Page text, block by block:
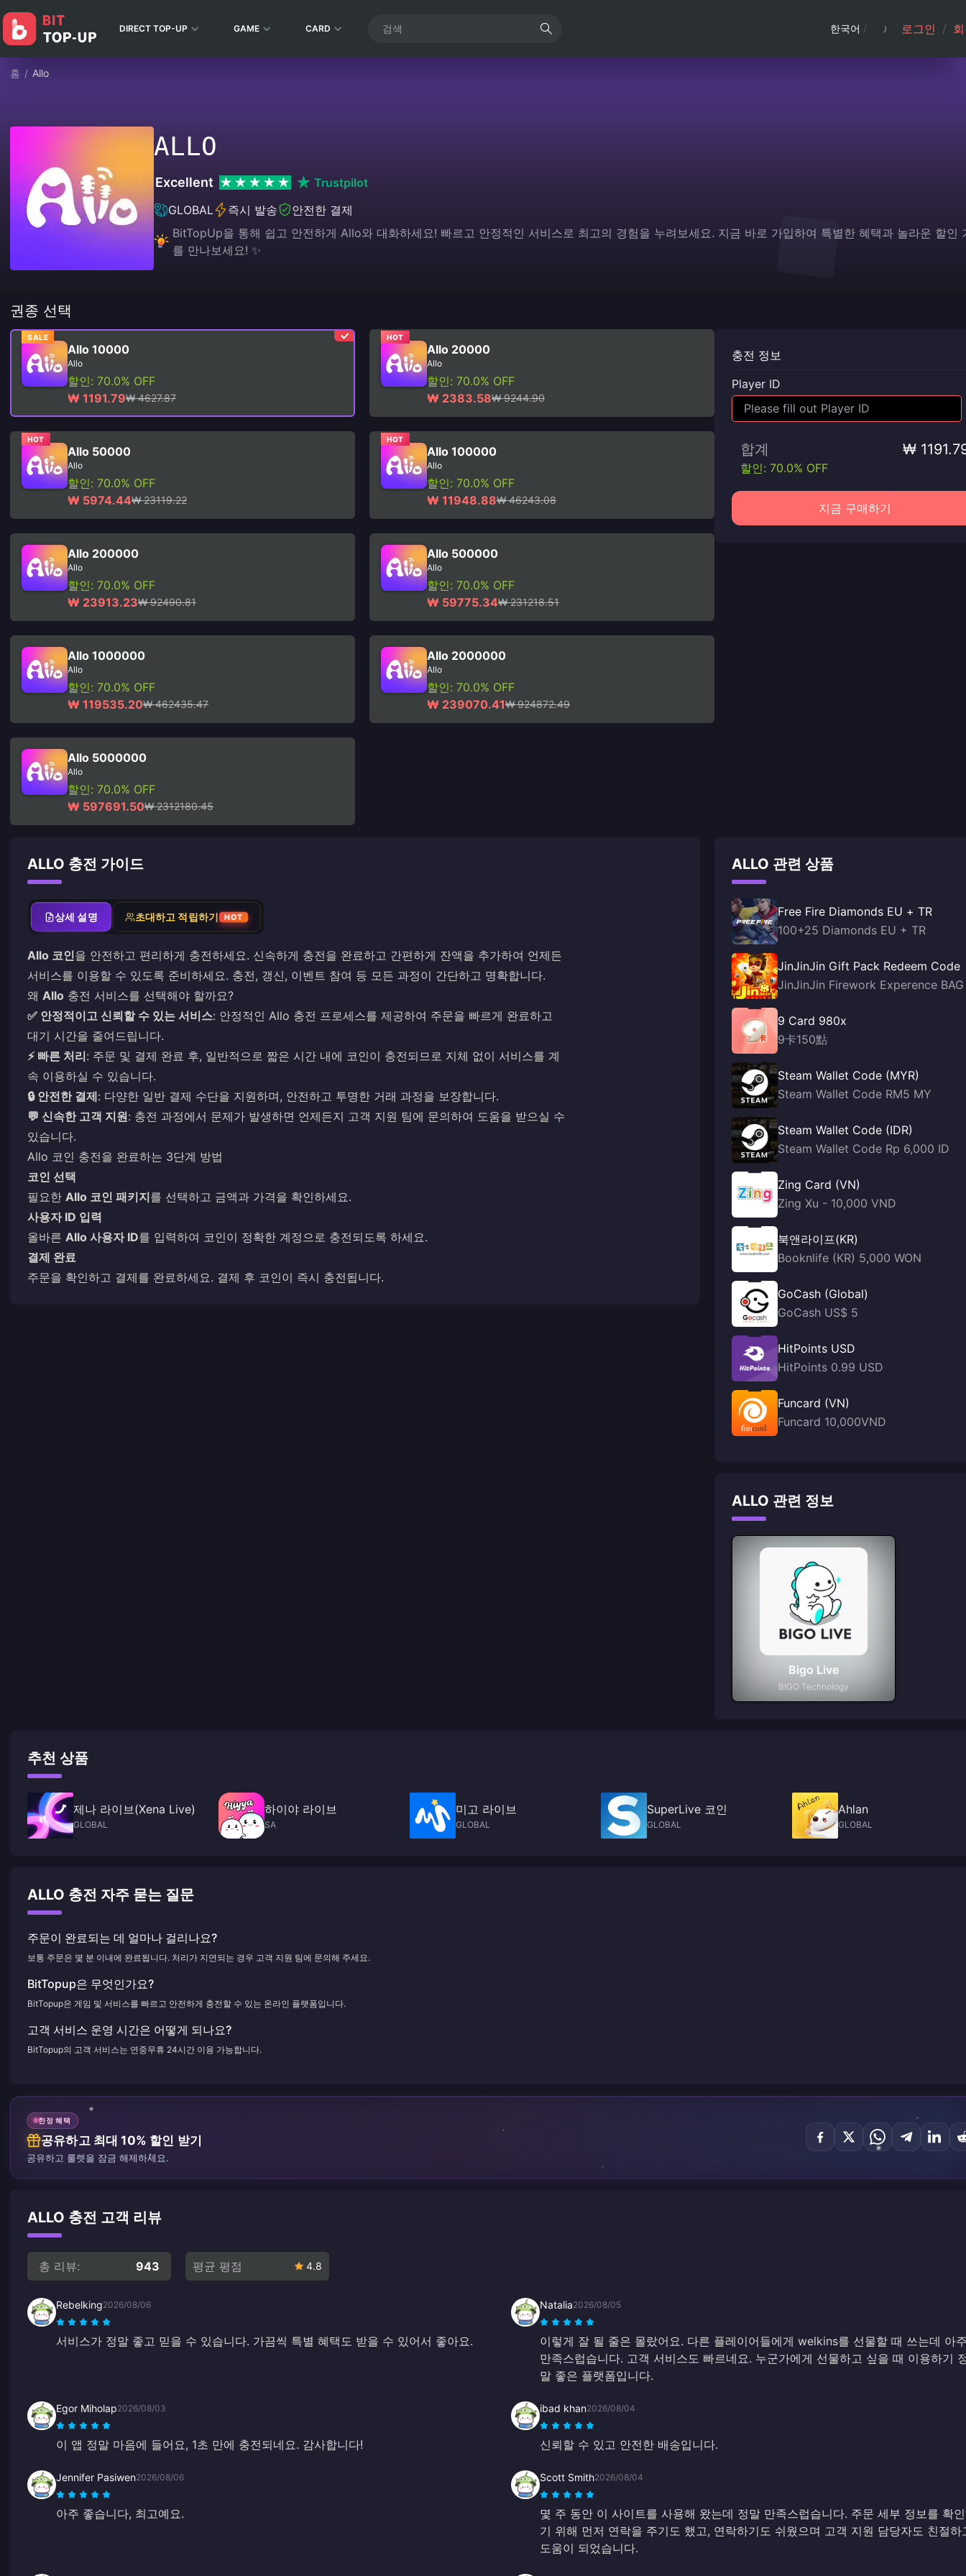
DIRECT TOP-UP GAME CARD 한국어 / 로그인 /
홈 / Allo
ALLO
Excellent
Trustpilot
GLOBAL
즉시 발송
안전한 결제
BitTopUp을 통해 쉽고 안전하게 Allo와 대화하세요! 빠르고 안정적인 서비스로 최고의 경험을 누려보세요. 지금 바로 가입하여 특별한 혜택과 놀라운 할인
를 만나보세요! ✨
권종 선택
SALE
Allo 10000
Allo
할인: 70.0% OFF
₩ 1191.79₩ 4627.87
HOT
Allo 20000
Allo
할인: 70.0% OFF
₩ 2383.58₩ 9244.90
HOT
Allo 50000
Allo
할인: 70.0% OFF
₩ 5974.44₩ 23119.22
HOT
Allo 100000
Allo
할인: 70.0% OFF
₩ 11948.88₩ 46243.08
Allo 200000
Allo
할인: 70.0% OFF
₩ 23913.23₩ 92490.81
Allo 500000
Allo
할인: 70.0% OFF
₩ 59775.34₩ 231218.51
Allo 1000000
Allo
할인: 70.0% OFF
₩ 119535.20₩ 462435.47
Allo 2000000
Allo
할인: 70.0% OFF
₩ 239070.41₩ 924872.49
Allo 5000000
Allo
할인: 70.0% OFF
₩ 597691.50₩ 2312180.45
충전 정보
Player ID
합계 ₩
할인: 70.0% OFF
지금 구매하기
ALLO 충전 가이드
상세 설명 초대하고 적립하기 HOT
Allo 코인을 안전하고 편리하게 충전하세요. 신속하게 충전을 완료하고 간편하게 잔액을 추가하여 언제든
서비스를 이용할 수 있도록 준비하세요. 충전, 갱신, 이벤트 참여 등 모든 과정이 간단하고 명확합니다.
왜 Allo 충전 서비스를 선택해야 할까요?
✅ 안정적이고 신뢰할 수 있는 서비스: 안정적인 Allo 충전 프로세스를 제공하여 주문을 빠르게 완료하고
대기 시간을 줄여드립니다.
⚡ 빠른 처리: 주문 및 결제 완료 후, 일반적으로 짧은 시간 내에 코인이 충전되므로 지체 없이 서비스를 계
속 이용하실 수 있습니다.
🔒 안전한 결제: 다양한 일반 결제 수단을 지원하며, 안전하고 투명한 거래 과정을 보장합니다.
💬 신속한 고객 지원: 충전 과정에서 문제가 발생하면 언제든지 고객 지원 팀에 문의하여 도움을 받으실 수
있습니다.
Allo 코인 충전을 완료하는 3단계 방법
코인 선택
필요한 Allo 코인 패키지를 선택하고 금액과 가격을 확인하세요.
사용자 ID 입력
올바른 Allo 사용자 ID를 입력하여 코인이 정확한 계정으로 충전되도록 하세요.
결제 완료
주문을 확인하고 결제를 완료하세요. 결제 후 코인이 즉시 충전됩니다.
ALLO 관련 상품
Free Fire Diamonds EU + TR
100+25 Diamonds EU + TR
JinJinJin Gift Pack Redeem Code
JinJinJin Firework Experence BAG
9 Card 980x
9卡150點
Steam Wallet Code (MYR)
Steam Wallet Code RM5 MY
Steam Wallet Code (IDR)
Steam Wallet Code Rp 6,000 ID
Zing Card (VN)
Zing Xu - 10,000 VND
북앤라이프(KR)
Booknlife (KR) 5,000 WON
GoCash (Global)
GoCash US$ 5
HitPoints USD
HitPoints 0.99 USD
Funcard (VN)
Funcard 10,000VND
ALLO 관련 정보
Bigo Live
BIGO Technology
추천 상품
제나 라이브(Xena Live)
GLOBAL
하이야 라이브
SA
미고 라이브
GLOBAL
SuperLive 코인
GLOBAL
Ahlan
GLOBAL
ALLO 충전 자주 묻는 질문
주문이 완료되는 데 얼마나 걸리나요?
보통 주문은 몇 분 이내에 완료됩니다. 처리가 지연되는 경우 고객 지원 팀에 문의해 주세요.
BitTopup은 무엇인가요?
BitTopup은 게임 및 서비스를 빠르고 안전하게 충전할 수 있는 온라인 플랫폼입니다.
고객 서비스 운영 시간은 어떻게 되나요?
BitTopup의 고객 서비스는 연중무휴 24시간 이용 가능합니다.
한정 혜택
공유하고 최대 10% 할인 받기
공유하고 룰렛을 잠금 해제하세요.
ALLO 충전 고객 리뷰
총 리뷰: 943 평균 평점 4.8
Rebelking2026/08/06
서비스가 정말 좋고 믿을 수 있습니다. 가끔씩 특별 혜택도 받을 수 있어서 좋아요.
Natalia2026/08/05
이렇게 잘 될 줄은 몰랐어요. 다른 플레이어들에게 welkins를 선물할 때 쓰는데 아
만족스럽습니다. 고객 서비스도 빠르네요. 누군가에게 선물하고 싶을 때 이용하기
말 좋은 플랫폼입니다.
Egor Miholap2026/08/03
이 앱 정말 마음에 들어요, 1초 만에 충전되네요. 감사합니다!
ibad khan2026/08/04
신뢰할 수 있고 안전한 배송입니다.
Jennifer Pasiwen2026/08/06
아주 좋습니다, 최고예요.
Scott Smith2026/08/04
몇 주 동안 이 사이트를 사용해 왔는데 정말 만족스럽습니다. 주문 세부 정보를 확
기 위해 먼저 연락을 주기도 했고, 연락하기도 쉬웠으며 고객 지원 담당자도 친절하
도움이 되었습니다.